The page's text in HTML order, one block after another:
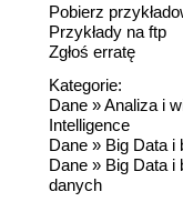
Pobierz
Przykłady na ftp
Zgłoś erratę
Kategorie:
Dane »Analiza i
Intelligence
Dane » Big Data i
Dane » Big Data i
danych